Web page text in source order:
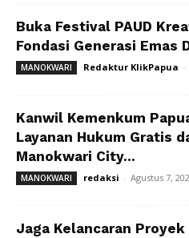
Buka Festival PAUD
Fondasi Generasi Emas
MANOKWARI Redaktur KlikPapua -
Kanwil Kemenkum
Layanan Hukum Gratis
Manokwari City...
MANOKWARI redaksi - Agustus 7,
Jaga Kelancaran